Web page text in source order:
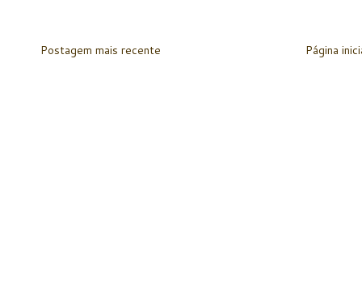
Postagem mais recente Página